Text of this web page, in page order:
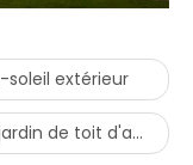
extérieur
de toit d'auvent